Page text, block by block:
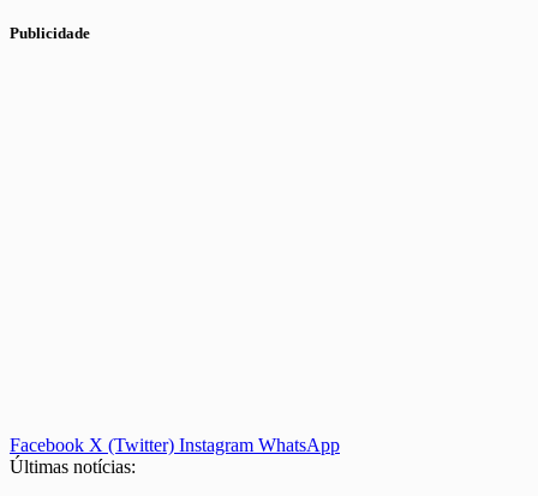
Publicidade
Facebook X (Twitter) Instagram WhatsApp
Últimas notícias: